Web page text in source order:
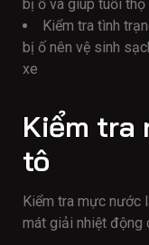
bị ố và giúp tuổi
Kiểm tra tình
bị ố nên vệ sinh
xe
Kiểm tra
tô
Kiểm tra mực nước
mát giải nhiệt động